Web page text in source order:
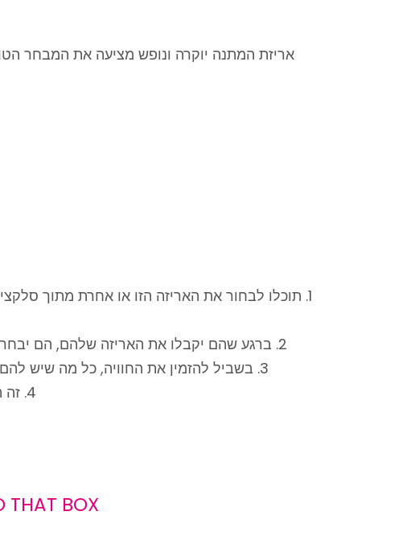
אריזת המתנה יוקרה ונופש מציעה את המבחר
תוכלו לבחור את האריזה הזו או אחרת מתוך
ברגע שהם יקבלו את האריזה שלהם, הם יבחרו מתוך
בשביל להזמין את החוויה, כל מה שיש
זה
THAT BOX